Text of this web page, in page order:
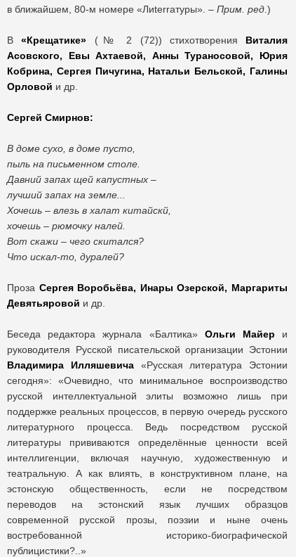
в ближайшем, 80-м номере «Лиterraтуры». – Прим. ред .)
В«Крещатике» (№ 2 (72)) стихотворения Виталия
Асовского, Евы Ахтаевой, Анны Тураносовой, Юрия
Кобрина, Сергея Пичугина, Натальи Бельской, Галины
Орловой и др.
Сергей Смирнов:
В доме сухо, в доме пусто,
пыль на письменном столе.
Давний запах щей капустных –
лучший запах на земле...
Хочешь – влезь в халат китайскй,
хочешь – рюмочку налей.
Вот скажи – чего скитался?
Что искал-то, дуралей?
Проза Сергея Воробьёва, Инары Озерской, Маргариты
Девятьяровой и др.
Беседа редактора журнала «Балтика» Ольги Майер и
руководителя Русской писательской организации Эстонии
Владимира Илляшевича«Русская литература Эстонии
сегодня»: «Очевидно, что минимальное воспроизводство
русской интеллектуальной элиты возможно лишь при
поддержке реальных процессов, в первую очередь русского
литературного процесса. Ведь посредством русской
литературы прививаются определённые ценности всей
интеллигенции, включая научную, художественную и
театральную. А как влиять, в конструктивном плане, на
эстонскую общественность, если не посредством
переводов на эстонский язык лучших образцов
современной русской прозы, поэзии и ныне очень
востребованной историко-биографической
публицистики?..»